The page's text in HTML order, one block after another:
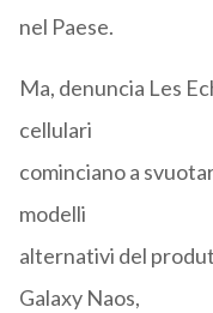
nel Paese.
Ma, denuncia Les
cellulari
cominciano a
modelli
alternativi del
Galaxy Naos,